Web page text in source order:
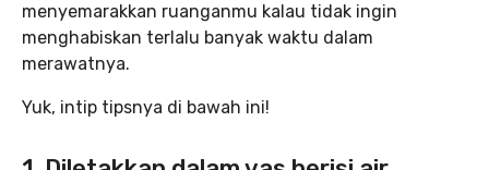
menyemarakkan ruanganmu kalau tidak ingin
menghabiskan terlalu banyak waktu dalam
merawatnya.
Yuk, intip tipsnya di bawah ini!